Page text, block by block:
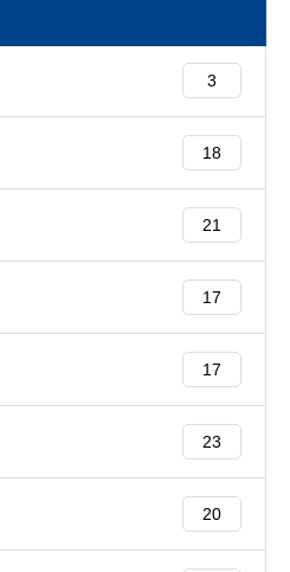
3
18
21
17
17
23
20